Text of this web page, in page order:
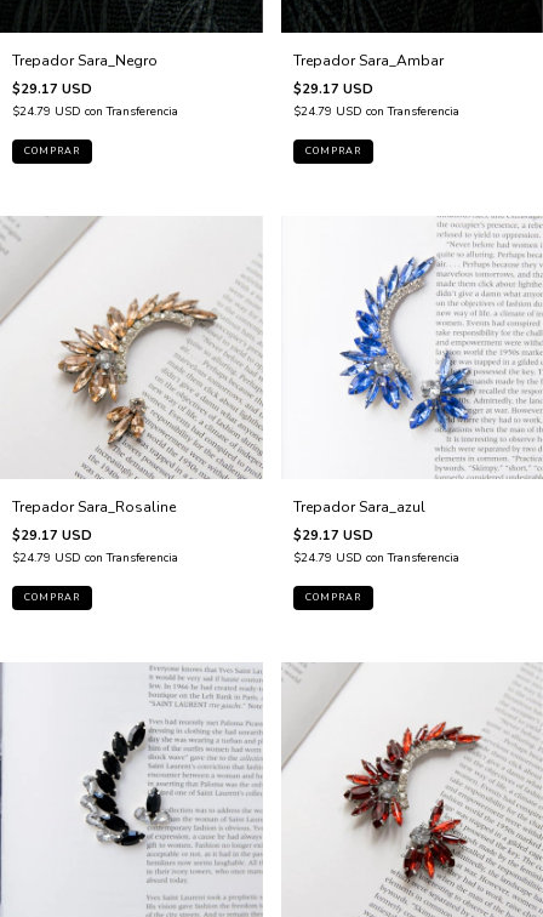
Trepador Sara_Negro
$29.17 USD
$24.79 USD con Transferencia
Trepador Sara_Ambar
$29.17 USD
$24.79 USD con Transferencia
Trepador Sara_Rosaline
$29.17 USD
$24.79 USD con Transferencia
Trepador Sara_azul
$29.17 USD
$24.79 USD con Transferencia